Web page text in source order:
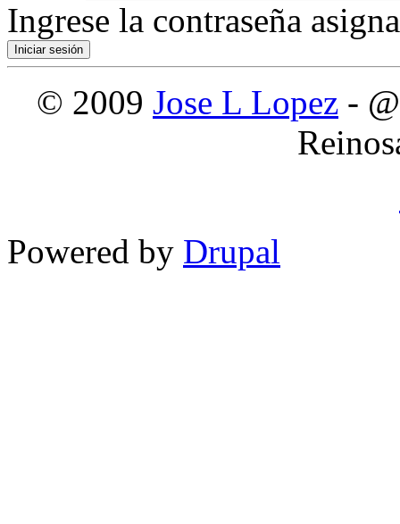
Ingrese la contraseña
© 2009 Jose L Lopez -
Powered by Drupal